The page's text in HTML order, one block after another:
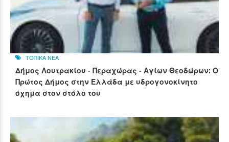
ΤΟΠΙΚΑ ΝΕΑ
Δήμος Λουτρακίου - Περαχώρας - Αγίων Θεοδώρων: Ο
Πρώτος Δήμος στην Ελλάδα με υδρογονοκίνητο
όχημα στον στόλο του